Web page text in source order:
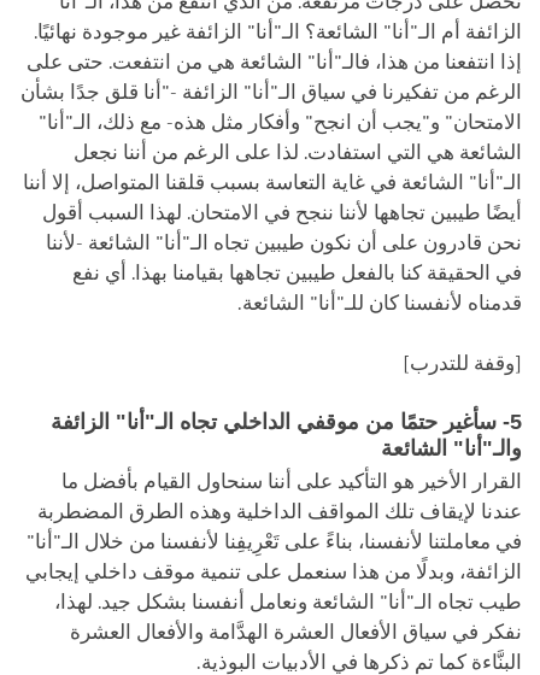
الزائفة أم الـ"أنا" الشائعة؟ الـ"أنا" الزائفة غير موجودة نهائيًا.
إذا انتفعنا من هذا، فالـ"أنا" الشائعة هي من انتفعت. حتى على
الرغم من تفكيرنا في سياق الـ"أنا" الزائفة -"أنا قلق جدًا بشأن
الامتحان" و"يجب أن انجح" وأفكار مثل هذه- مع ذلك، الـ"أنا"
الشائعة هي التي استفادت. لذا على الرغم من أننا نجعل
الـ"أنا" الشائعة في غاية التعاسة بسبب قلقنا المتواصل، إلا أننا
أيضًا طيبين تجاهها لأننا ننجح في الامتحان. لهذا السبب أقول
نحن قادرون على أن نكون طيبين تجاه الـ"أنا" الشائعة -لأننا
في الحقيقة كنا بالفعل طيبين تجاهها بقيامنا بهذا. أي نفع
قدمناه لأنفسنا كان للـ"أنا" الشائعة.
[وقفة للتدرب]
5- سأغير حتمًا من موقفي الداخلي تجاه الـ"أنا" الزائفة
والـ"أنا" الشائعة
القرار الأخير هو التأكيد على أننا سنحاول القيام بأفضل ما
عندنا لإيقاف تلك المواقف الداخلية وهذه الطرق المضطربة
في معاملتنا لأنفسنا، بناءً على تَعْرِيفِنا لأنفسنا من خلال الـ"أنا"
الزائفة، وبدلًا من هذا سنعمل على تنمية موقف داخلي إيجابي
طيب تجاه الـ"أنا" الشائعة ونعامل أنفسنا بشكل جيد. لهذا،
نفكر في سياق الأفعال العشرة الهدَّامة والأفعال العشرة
البنَّاءة كما تم ذكرها في الأدبيات البوذية.